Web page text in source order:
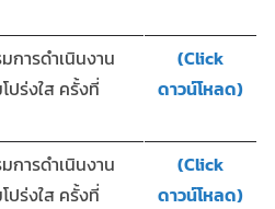
การดำเนินงาน
ปร่งใส ครั้งที่
(Click
ดาวน์โหลด)
การดำเนินงาน
ปร่งใส ครั้งที่
(Click
ดาวน์โหลด)